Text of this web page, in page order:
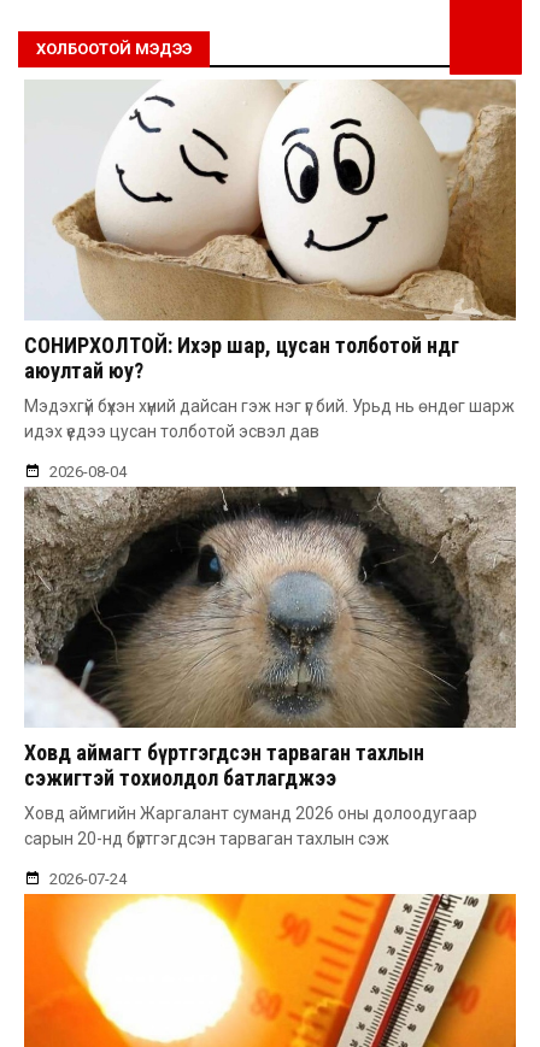
ХОЛБООТОЙ МЭДЭЭ
СОНИРХОЛТОЙ: Ихэр шар, цусан толботой өндөг
аюултай юу?
Мэдэхгүй бүхэн хүний дайсан гэж нэг үг бий. Урьд нь өндөг шарж
идэх үедээ цусан толботой эсвэл дав
2026-08-04
Ховд аймагт бүртгэгдсэн тарваган тахлын
сэжигтэй тохиолдол батлагджээ
Ховд аймгийн Жаргалант суманд 2026 оны долоодугаар
сарын 20-нд бүртгэгдсэн тарваган тахлын сэж
2026-07-24